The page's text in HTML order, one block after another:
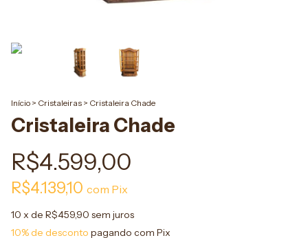
Início > Cristaleiras > Cristaleira Chade
Cristaleira Chade
R$4.599,00
R$4.139,10 com Pix
10 x de R$459,90 sem juros
10% de desconto pagando com Pix